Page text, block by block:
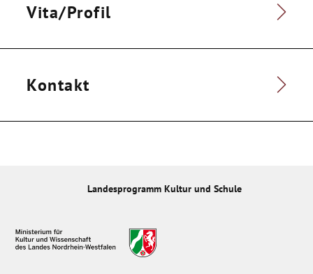
Vita/Profil
Kontakt
Landesprogramm Kultur und Schule